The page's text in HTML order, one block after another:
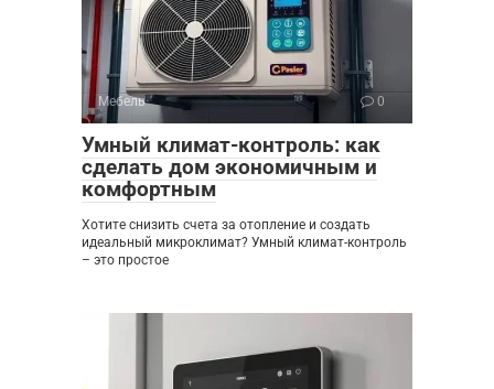
Мебель 0
Умный климат-контроль: как
сделать дом экономичным и
комфортным
Хотите снизить счета за отопление и создать
идеальный микроклимат? Умный климат-контроль
– это простое